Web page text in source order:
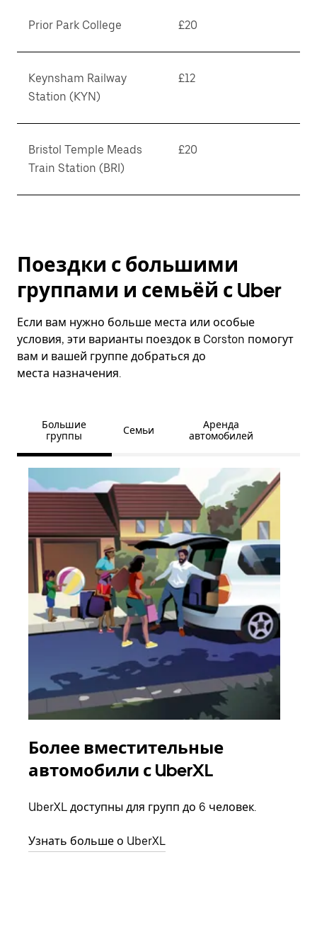
Prior Park College £20
Keynsham Railway
Station (KYN)
£12
Bristol Temple Meads
Train Station (BRI)
£20
Поездки с большими
группами и семьёй с Uber
Если вам нужно больше места или особые
условия, эти варианты поездок в Corston помогут
вам и вашей группе добраться до
места назначения.
Большие
группы
Семьи
Аренда
автомобилей
Более вместительные
автомобили с UberXL
UberXL доступны для групп до 6 человек.
Узнать больше о UberXL